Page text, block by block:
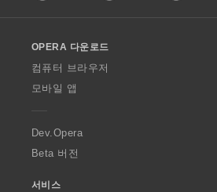
w
O
p
a
OPERA 다운로드
컴퓨터 브라우저
모바일 앱
Dev.Opera
Beta 버전
서비스